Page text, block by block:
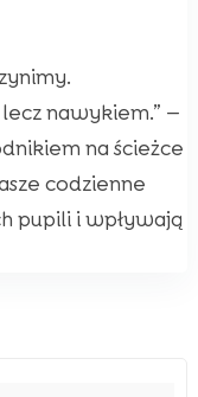
nawykiem.” —
na ścieżce
codzienne
pupili i wpływają